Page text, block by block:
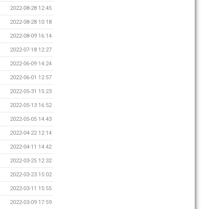
2022-08-28 12:45
2022-08-28 10:18
2022-08-09 16:14
2022-07-18 12:27
2022-06-09 14:24
2022-06-01 12:57
2022-05-31 15:23
2022-05-13 16:52
2022-05-05 14:43
2022-04-22 12:14
2022-04-11 14:42
2022-03-25 12:32
2022-03-23 15:02
2022-03-11 15:55
2022-03-09 17:59